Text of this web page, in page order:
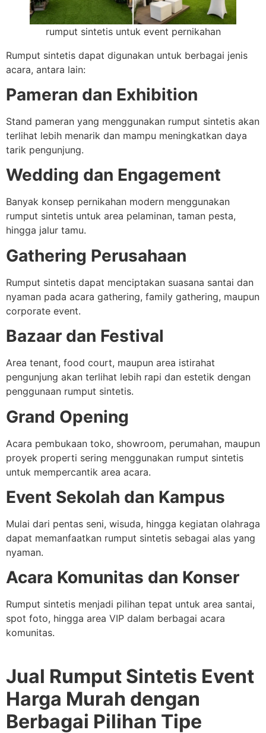
rumput sintetis untuk event pernikahan
Rumput sintetis dapat digunakan untuk berbagai jenis
acara, antara lain:
Pameran dan Exhibition
Stand pameran yang menggunakan rumput sintetis akan
terlihat lebih menarik dan mampu meningkatkan daya
tarik pengunjung.
Wedding dan Engagement
Banyak konsep pernikahan modern menggunakan
rumput sintetis untuk area pelaminan, taman pesta,
hingga jalur tamu.
Gathering Perusahaan
Rumput sintetis dapat menciptakan suasana santai dan
nyaman pada acara gathering, family gathering, maupun
corporate event.
Bazaar dan Festival
Area tenant, food court, maupun area istirahat
pengunjung akan terlihat lebih rapi dan estetik dengan
penggunaan rumput sintetis.
Grand Opening
Acara pembukaan toko, showroom, perumahan, maupun
proyek properti sering menggunakan rumput sintetis
untuk mempercantik area acara.
Event Sekolah dan Kampus
Mulai dari pentas seni, wisuda, hingga kegiatan olahraga
dapat memanfaatkan rumput sintetis sebagai alas yang
nyaman.
Acara Komunitas dan Konser
Rumput sintetis menjadi pilihan tepat untuk area santai,
spot foto, hingga area VIP dalam berbagai acara
komunitas.
Jual Rumput Sintetis Event
Harga Murah dengan
Berbagai Pilihan Tipe